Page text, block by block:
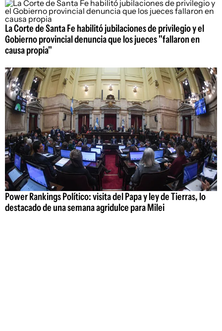
La Corte de Santa Fe habilitó jubilaciones de privilegio y el
Gobierno provincial denuncia que los jueces "fallaron en
causa propia"
Power Rankings Político: visita del Papa y ley de Tierras, lo
destacado de una semana agridulce para Milei